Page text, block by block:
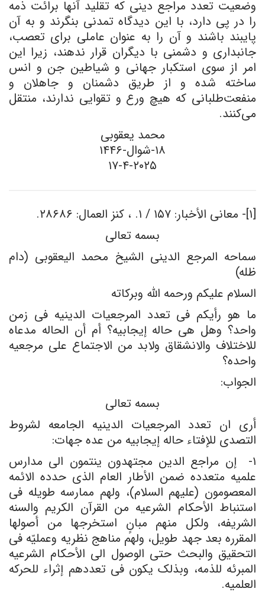
وضعیت تعدد مراجع دینی که تقلید آنها برائت ذمه
را در پی دارد، با این دیدگاه تمدنی بنگرند و به آن
پایبند باشند و آن را به عنوان عاملی برای تعصب،
جانبداری و دشمنی با دیگران قرار ندهند، زیرا این
امر از سوی استکبار جهانی و شیاطین جن و انس
ساخته شده و از طریق دشمنان و جاهلان و
منفعت‌طلبانی که هیچ ورع و تقوایی ندارند، منتقل
می‌کنند.
محمد یعقوبی
۱۸-شوال-۱۴۴۶
۱۷-۴-۲۰۲۵
[۱]- معانی الأخبار: ۱۵۷ / ۱. ، کنز العمال: ۲۸۶۸۶.
بسمه تعالى
سماحه المرجع الدینی الشیخ محمد الیعقوبی (دام
ظله)
السلام علیکم ورحمه الله وبرکاته
ما هو رأیکم فی تعدد المرجعیات الدینیه فی زمن
واحد؟ وهل هی حاله إیجابیه؟ أم أن الحاله مدعاه
للاختلاف والانشقاق ولابد من الاجتماع على مرجعیه
واحده؟
الجواب:
بسمه تعالى
أرى ان تعدد المرجعیات الدینیه الجامعه لشروط
التصدی للإفتاء حاله إیجابیه من عده جهات:
۱- إن مراجع الدین مجتهدون ینتمون الى مدارس
علمیه متعدده ضمن الأطار العام الذی حدده الائمه
المعصومون (علیهم السلام)، ولهم ممارسه طویله فی
استنباط الأحکام الشرعیه من القرآن الکریم والسنه
الشریفه، ولکل منهم مبانٍ استخرجها من أصولها
المقرره بعد جهد طویل، ولهم مناهج نظریه وعملیّه فی
التحقیق والبحث حتى الوصول الى الأحکام الشرعیه
المبرئه للذمه، وبذلک یکون فی تعددهم إثراء للحرکه
العلمیه.